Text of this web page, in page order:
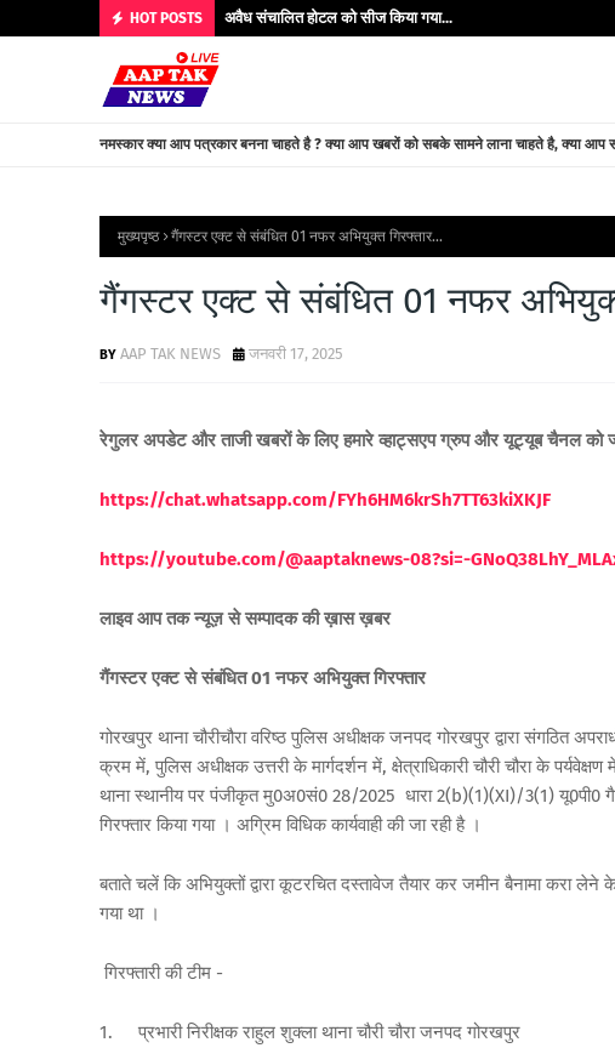
HOT POSTS अवैध संचालित होटल को सीज किया गया...
नमस्कार क्या आप पत्रकार बनना चाहते है ? क्या आप खबरों को सबके सामने लाना चाहते है, क्या
मुख्यपृष्ठ गैंगस्टर एक्ट से संबंधित 01 नफर अभियुक्त गिरफ्तार...
गैंगस्टर एक्ट से संबंधित 01 नफर
AAP TAK NEWS जनवरी 17, 2025
रेगुलर अपडेट और ताजी खबरों के लिए हमारे व्हाट्सएप ग्रुप और यूट्यूब चैनल को
https://chat.whatsapp.com/FYh6HM6krSh7TT63kiXKJF
https://youtube.com/@aaptaknews-08?si=-GNoQ38LhY_ML
लाइव आप तक न्यूज़ से सम्पादक की ख़ास ख़बर
गैंगस्टर एक्ट से संबंधित 01 नफर अभियुक्त गिरफ्तार
गोरखपुर थाना चौरीचौरा वरिष्ठ पुलिस अधीक्षक जनपद गोरखपुर द्वारा संगठित
क्रम में, पुलिस अधीक्षक उत्तरी के मार्गदर्शन में, क्षेत्राधिकारी चौरी चौरा के
थाना स्थानीय पर पंजीकृत मु0अ0सं0 28/2025 धारा 2(b)(1)(XI)/3(1) यू0पी0
गिरफ्तार किया गया । अग्रिम विधिक कार्यवाही की जा रही है ।
बताते चलें कि अभियुक्तों द्वारा कूटरचित दस्तावेज तैयार कर जमीन बैनामा करा
गया था ।
गिरफ्तारी की टीम -
1. प्रभारी निरीक्षक राहुल शुक्ला थाना चौरी चौरा जनपद गोरखपुर